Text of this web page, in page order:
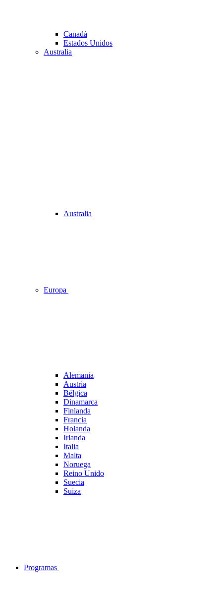
Canadá
Estados Unidos
Australia
Australia
Europa
Alemania
Austria
Bélgica
Dinamarca
Finlanda
Francia
Holanda
Irlanda
Italia
Malta
Noruega
Reino Unido
Suecia
Suiza
Programas